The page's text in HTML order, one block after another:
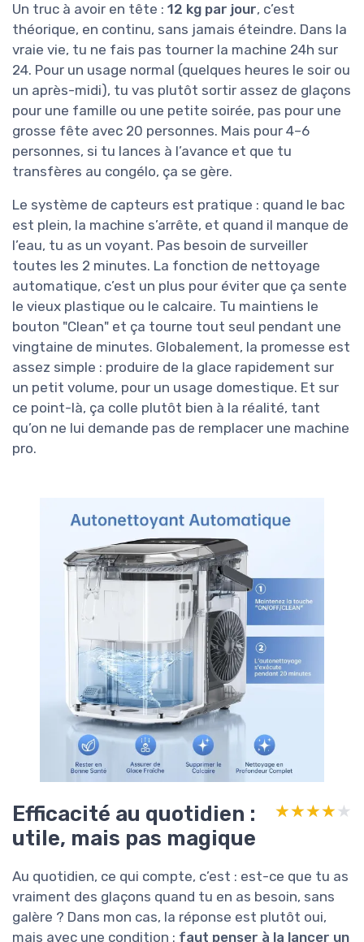
Un truc à avoir en tête : 12 kg par jour, c’est
théorique, en continu, sans jamais éteindre. Dans la
vraie vie, tu ne fais pas tourner la machine 24h sur
24. Pour un usage normal (quelques heures le soir ou
un après-midi), tu vas plutôt sortir assez de glaçons
pour une famille ou une petite soirée, pas pour une
grosse fête avec 20 personnes. Mais pour 4–6
personnes, si tu lances à l’avance et que tu
transfères au congélo, ça se gère.
Le système de capteurs est pratique : quand le bac
est plein, la machine s’arrête, et quand il manque de
l’eau, tu as un voyant. Pas besoin de surveiller
toutes les 2 minutes. La fonction de nettoyage
automatique, c’est un plus pour éviter que ça sente
le vieux plastique ou le calcaire. Tu maintiens le
bouton "Clean" et ça tourne tout seul pendant une
vingtaine de minutes. Globalement, la promesse est
assez simple : produire de la glace rapidement sur
un petit volume, pour un usage domestique. Et sur
ce point-là, ça colle plutôt bien à la réalité, tant
qu’on ne lui demande pas de remplacer une machine
pro.
Efficacité au quotidien :
utile, mais pas magique
★★★★★
★★★★★
Au quotidien, ce qui compte, c’est : est-ce que tu as
vraiment des glaçons quand tu en as besoin, sans
galère ? Dans mon cas, la réponse est plutôt oui,
mais avec une condition : faut penser à la lancer un